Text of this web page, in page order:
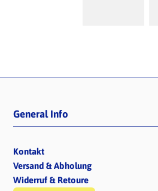
General Info
Kontakt
Versand & Abholung
Widerruf & Retoure